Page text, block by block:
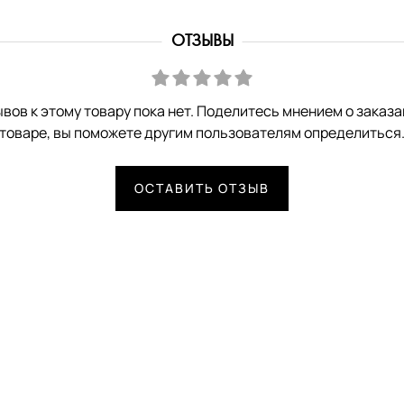
ОТЗЫВЫ
к этому товару пока нет. Поделитесь мнением о
товаре, вы поможете другим пользователям определиться.
ОСТАВИТЬ ОТЗЫВ